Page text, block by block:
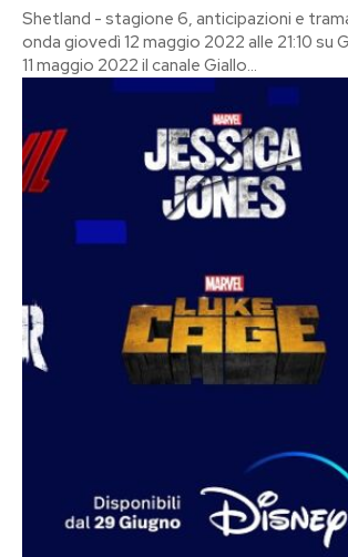
Shetland - stagione 6, anticipazioni e
onda giovedì 12 maggio 2022 alle 21:10 su
11 maggio 2022 il canale Giallo...